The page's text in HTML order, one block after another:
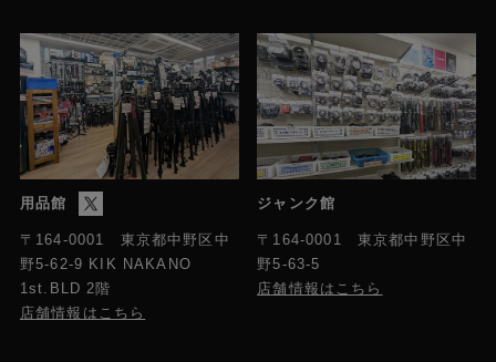
用品館
〒164-0001 東京都中野区中
野5-62-9 KIK NAKANO
1st.BLD 2階
店舗情報はこちら
ジャンク館
〒164-0001 東京都中野区中
野5-63-5
店舗情報はこちら